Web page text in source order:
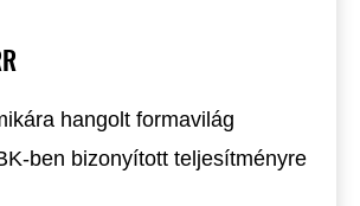
hangolt formavilág
ben bizonyított teljesítményre